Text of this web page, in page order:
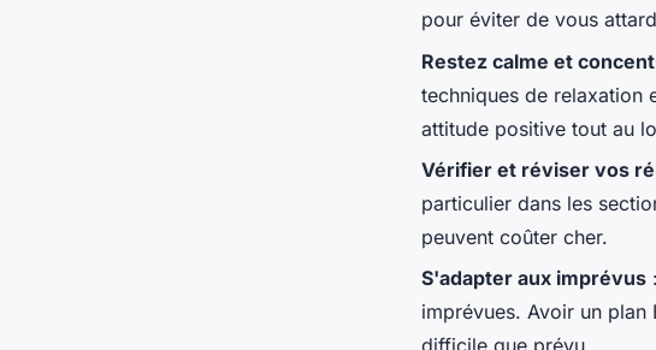
pour éviter de vous
Restez calme et
techniques de relaxation
attitude positive tout au
Vérifier et réviser vos
particulier dans les
peuvent coûter cher.
S'adapter aux imprévus
imprévues. Avoir un